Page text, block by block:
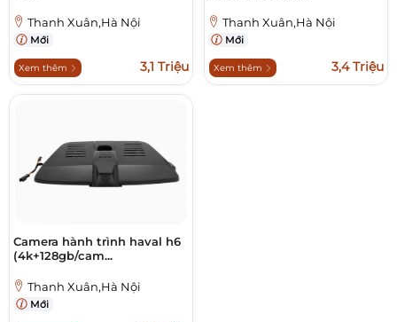
Thanh Xuân,Hà Nội
Mới
Xem thêm 3,1 Triệu
Thanh Xuân,Hà Nội
Mới
Xem thêm 3,4 Triệu
Camera hành trình haval h6
(4k+128gb/cam...
Thanh Xuân,Hà Nội
Mới